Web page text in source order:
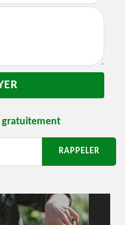
gratuitement